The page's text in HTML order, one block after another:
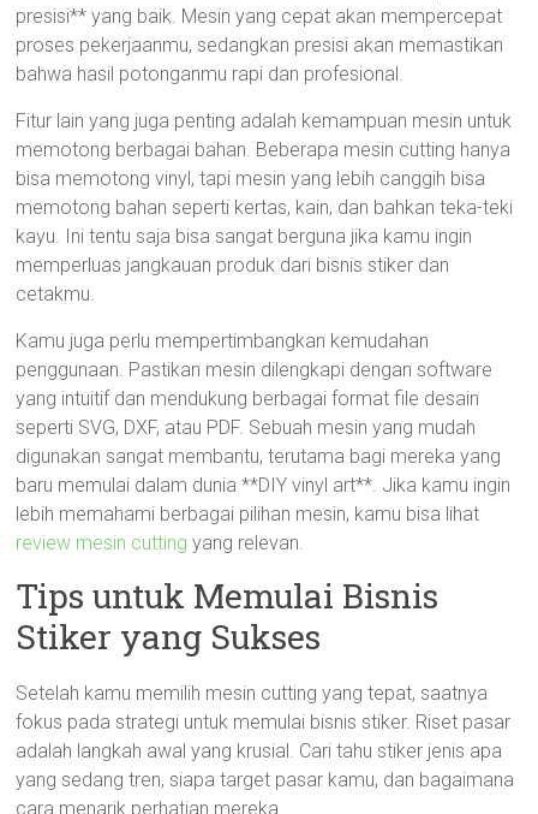
presisi** yang baik. Mesin yang cepat akan mempercepat
proses pekerjaanmu, sedangkan presisi akan memastikan
bahwa hasil potonganmu rapi dan profesional.
Fitur lain yang juga penting adalah kemampuan mesin untuk
memotong berbagai bahan. Beberapa mesin cutting hanya
bisa memotong vinyl, tapi mesin yang lebih canggih bisa
memotong bahan seperti kertas, kain, dan bahkan teka-teki
kayu. Ini tentu saja bisa sangat berguna jika kamu ingin
memperluas jangkauan produk dari bisnis stiker dan
cetakmu.
Kamu juga perlu mempertimbangkan kemudahan
penggunaan. Pastikan mesin dilengkapi dengan software
yang intuitif dan mendukung berbagai format file desain
seperti SVG, DXF, atau PDF. Sebuah mesin yang mudah
digunakan sangat membantu, terutama bagi mereka yang
baru memulai dalam dunia **DIY vinyl art**. Jika kamu ingin
lebih memahami berbagai pilihan mesin, kamu bisa lihat
review mesin cutting yang relevan.
Tips untuk Memulai Bisnis
Stiker yang Sukses
Setelah kamu memilih mesin cutting yang tepat, saatnya
fokus pada strategi untuk memulai bisnis stiker. Riset pasar
adalah langkah awal yang krusial. Cari tahu stiker jenis apa
yang sedang tren, siapa target pasar kamu, dan bagaimana
cara menarik perhatian mereka.